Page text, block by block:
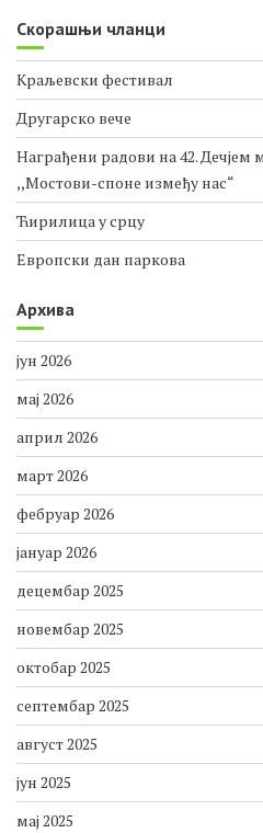
Скорашњи чланци
Краљевски фестивал
Другарско вече
Награђени радови на 42. Дечјем
,,Мостови-споне између нас“
Ћирилица у срцу
Европски дан паркова
Архива
јун 2026
мај 2026
април 2026
март 2026
фебруар 2026
јануар 2026
децембар 2025
новембар 2025
октобар 2025
септембар 2025
август 2025
јун 2025
мај 2025